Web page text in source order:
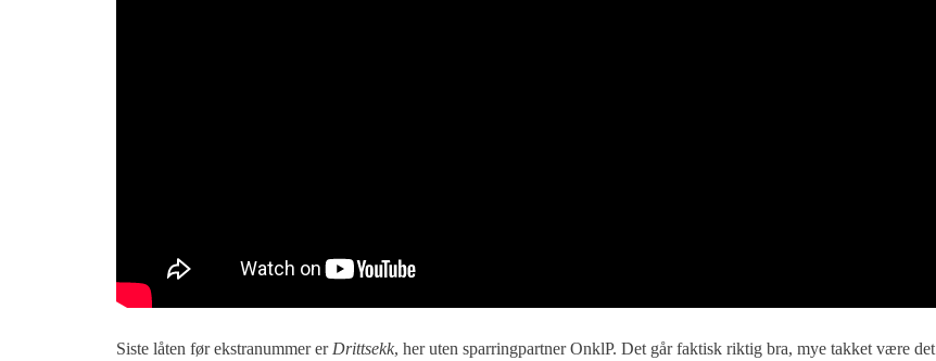
Siste låten før ekstranummer er Drittsekk, her uten sparringpartner OnklP. Det går faktisk riktig bra, mye takket være det